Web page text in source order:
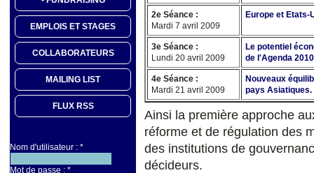
EMPLOIS ET STAGES
COLLABORATEURS
MAILING LIST
FLUX RSS
Nom d'utilisateur : *
Mot de passe : *
2e Séance :
Mardi 7 avril 2009
Europe et Etats-
3e Séance :
Lundi 20 avril 2009
Le potentiel
de l'Agenda
4e Séance :
Mardi 21 avril 2009
Nouveaux
pays Asiatiques.
Ainsi la première approche
réforme et de régulation des
des institutions de
décideurs.